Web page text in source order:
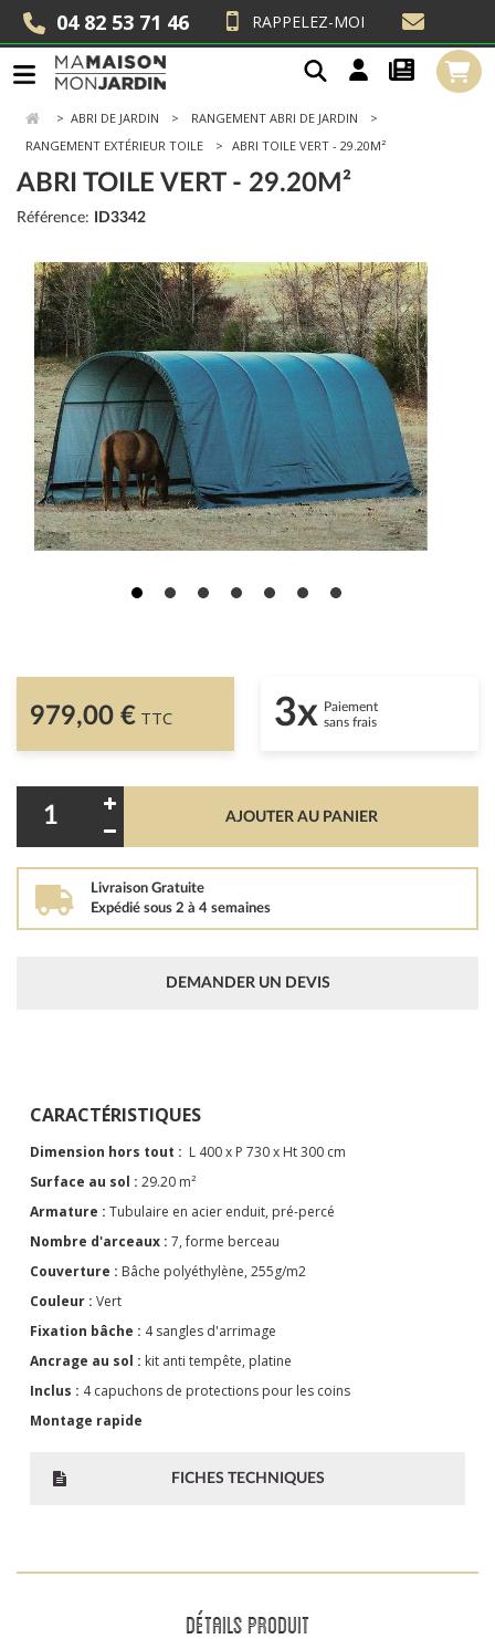
04 82 53 71 46 RAPPELEZ-MOI
> ABRI DE JARDIN
RANGEMENT ABRI DE JARDIN
RANGEMENT EXTÉRIEUR TOILE
ABRI TOILE VERT - 29.20M²
ABRI TOILE VERT - 29.20M²
Référence: ID3342
979,00 € TTC 3x Paiement
sans frais
AJOUTER AU PANIER
Livraison Gratuite
Expédié sous 2 à 4 semaines
DEMANDER UN DEVIS
CARACTÉRISTIQUES
Dimension hors tout : L 400 x P 730 x Ht 300 cm
Surface au sol : 29.20 m²
Armature : Tubulaire en acier enduit, pré-percé
Nombre d'arceaux : 7, forme berceau
Couverture : Bâche polyéthylène, 255g/m2
Couleur : Vert
Fixation bâche : 4 sangles d'arrimage
Ancrage au sol : kit anti tempête, platine
Inclus : 4 capuchons de protections pour les coins
Montage rapide
FICHES TECHNIQUES
DÉTAILS PRODUIT